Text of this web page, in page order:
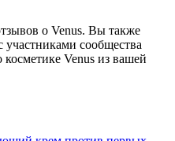
о Venus. Вы также
сообщества
косметике Venus из вашей